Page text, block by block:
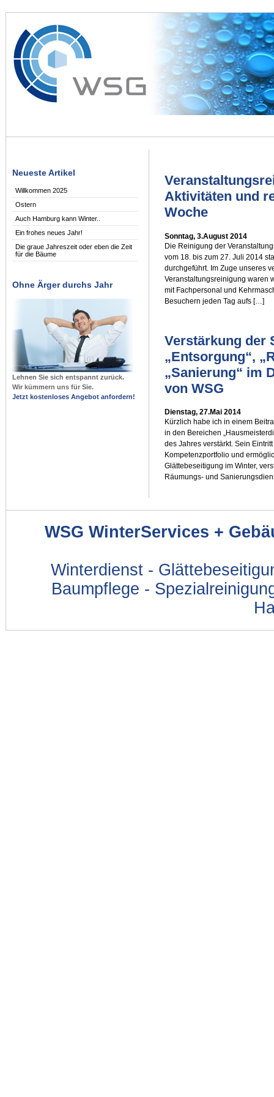
Neueste Artikel
Willkommen 2025
Ostern
Auch Hamburg kann Winter..
Ein frohes neues Jahr!
Die graue Jahreszeit oder eben die Zeit
für die Bäume
Ohne Ärger durchs Jahr
Lehnen Sie sich entspannt zurück.
Wir kümmern uns für Sie.
Jetzt kostenloses Angebot anfordern!
Aktivitäten und
Woche
Sonntag, 3.August 2014
Die Reinigung der
vom 18. bis zum 27. Juli 2014
durchgeführt. Im Zuge unseres
Veranstaltungsreinigung waren
mit Fachpersonal und
Besuchern jeden Tag aufs […]
Verstärkung der
„Entsorgung“,
„Sanierung“ im
von WSG
Dienstag, 27.Mai 2014
Kürzlich habe ich in einem
in den Bereichen
des Jahres verstärkt. Sein
Kompetenzportfolio und
Glättebeseitigung im Winter,
Räumungs- und
WSG WinterServices +
Winterdienst -
Baumpflege -